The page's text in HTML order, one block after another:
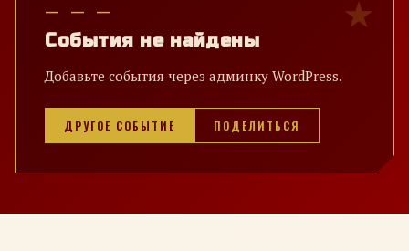
— — —
События не найдены
Добавьте события через админку WordPress.
ДРУГОЕ СОБЫТИЕ ПОДЕЛИТЬСЯ